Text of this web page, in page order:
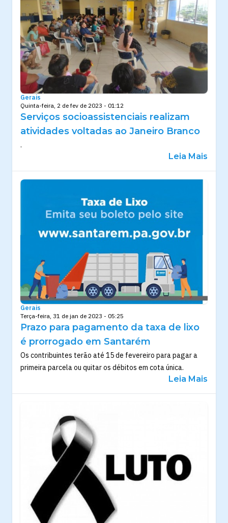
Gerais
Quinta-feira, 2 de fev de 2023 - 01:12
Serviços socioassistenciais realizam
atividades voltadas ao Janeiro Branco
.
Leia Mais
Gerais
Terça-feira, 31 de jan de 2023 - 05:25
Prazo para pagamento da taxa de lixo
é prorrogado em Santarém
Os contribuintes terão até 15 de fevereiro para pagar a
primeira parcela ou quitar os débitos em cota única.
Leia Mais